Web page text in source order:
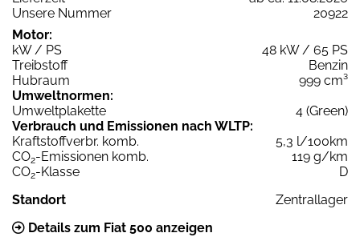
Unsere Nummer
20922
Motor:
kW / PS
48 kW / 65 PS
Treibstoff
Benzin
Hubraum
999 cm³
Umweltnormen:
Umweltplakette
4 (Green)
Verbrauch und Emissionen nach WLTP:
Kraftstoffverbr. komb.
5,3 l/100km
CO2-Emissionen komb.
119 g/km
CO2-Klasse
D
Standort
Zentrallager
Details zum Fiat 500 anzeigen